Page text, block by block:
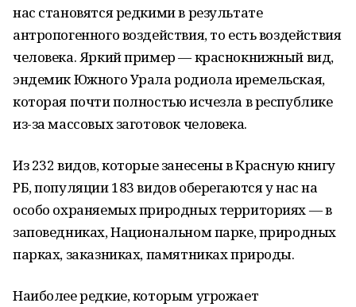
нас становятся редкими в результате
антропогенного воздействия, то есть воздействия
человека. Яркий пример — краснокнижный вид,
эндемик Южного Урала родиола иремельская,
которая почти полностью исчезла в республике
из-за массовых заготовок человека.
Из 232 видов, которые занесены в Красную книгу
РБ, популяции 183 видов оберегаются у нас на
особо охраняемых природных территориях — в
заповедниках, Национальном парке, природных
парках, заказниках, памятниках природы.
Наиболее редкие, которым угрожает